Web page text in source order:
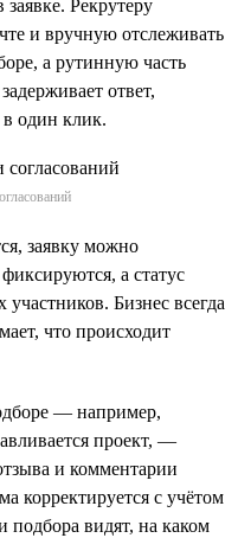
заявке. Рекрутеру
и вручную отслеживать
а рутинную часть
ответ,
в один клик.
заявку можно
а статус
участников. Бизнес всегда
что происходит
— например,
проект, —
и комментарии
корректируется с учётом
подбора видят, на каком